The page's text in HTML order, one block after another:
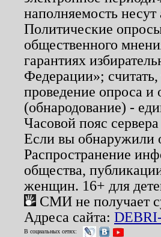
наполняемость несут
Политические
общественного
гарантиях
Федерации»;
проведение опроса
(обнародование) -
Часовой пояс
Если вы обнаружили
Распространение
общества,
женщин. 16+ для
СМИ не получает
Адреса сайта:
В социальных сетях: